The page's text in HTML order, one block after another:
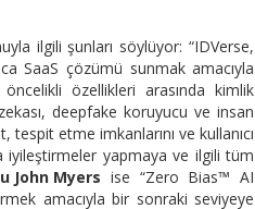
ilgili şunları söylüyor: “IDVerse,
SaaS çözümü sunmak amacıyla
özellikleri arasında kimlik
deepfake koruyucu ve insan
etme imkanlarını ve kullanıcı
iyileştirmeler yapmaya ve ilgili tüm
John Myers ise “Zero Bias™ AI
amacıyla bir sonraki seviyeye